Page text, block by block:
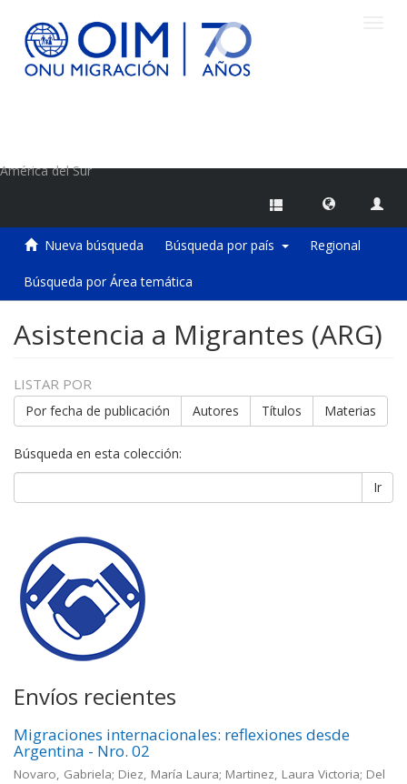
América del Sur
Nueva búsqueda Búsqueda por país Regional
Búsqueda por Área temática
Asistencia a Migrantes (ARG)
LISTAR POR
Por fecha de publicación Autores Títulos Materias
Búsqueda en esta colección:
Ir
Envíos recientes
Migraciones internacionales: reflexiones desde
Argentina - Nro. 02
Novaro, Gabriela; Diez, María Laura; Martinez, Laura Victoria; Del